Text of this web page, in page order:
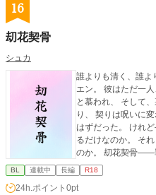
16
刧花契骨
シュカ
誰よりも清く、誰
エン。 彼はただ一
と慕われ、 そして
り、 契りは呪いに
はずだった。 けれ
るだけなのか。 そ
のか。 刧花契骨――
BL 連載中 長編 R18
24h.ポイント 0pt